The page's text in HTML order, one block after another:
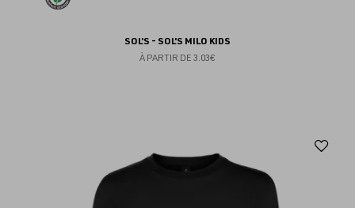
SOL'S - SOL'S MILO KIDS
À PARTIR DE 3.03€